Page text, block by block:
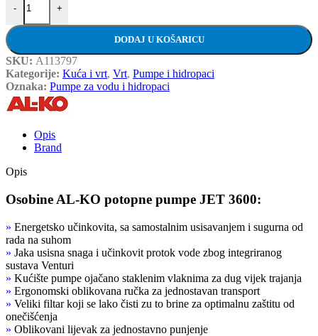
- +
DODAJ U KOŠARICU
SKU: A113797
Kategorije: Kuća i vrt, Vrt, Pumpe i hidropaci
Oznaka: Pumpe za vodu i hidropaci
Opis
Brand
Opis
Osobine AL-KO potopne pumpe JET 3600:
» Energetsko učinkovita, sa samostalnim usisavanjem i sugurna od
rada na suhom
» Jaka usisna snaga i učinkovit protok vode zbog integriranog
sustava Venturi
» Kućište pumpe ojačano staklenim vlaknima za dug vijek trajanja
» Ergonomski oblikovana ručka za jednostavan transport
» Veliki filtar koji se lako čisti zu to brine za optimalnu zaštitu od
onečišćenja
» Oblikovani lijevak za jednostavno punjenje